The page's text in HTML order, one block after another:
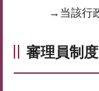
→当該行
審理員制度